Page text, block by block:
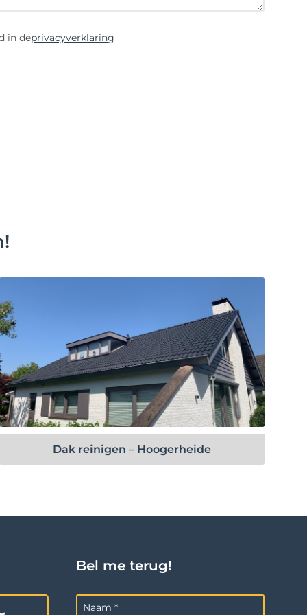
in deprivacyverklaring
Bekijk project
Dak reinigen – Hoogerheide
Bel me terug!